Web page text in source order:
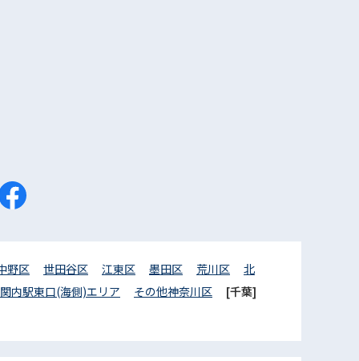
野区 世田谷区 江東区 墨田区 荒川区
北
関内駅東口(海側)エリア その他神奈川区
[千葉]